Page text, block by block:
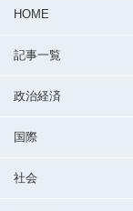
HOME
記事一覧
政治経済
国際
社会